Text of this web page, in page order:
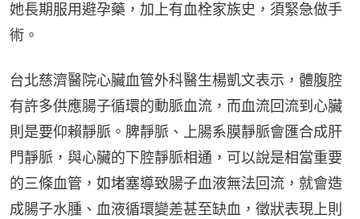
她長期服用避孕藥，加上有血栓家族史，須緊急做手
術。
台北慈濟醫院心臟血管外科醫生楊凱文表示，體腹腔
有許多供應腸子循環的動脈血流，而血流回流到心臟
則是要仰賴靜脈。脾靜脈、上腸系膜靜脈會匯合成肝
門靜脈，與心臟的下腔靜脈相通，可以說是相當重要
的三條血管，如堵塞導致腸子血液無法回流，就會造
成腸子水腫、血液循環變差甚至缺血，徵狀表現上則